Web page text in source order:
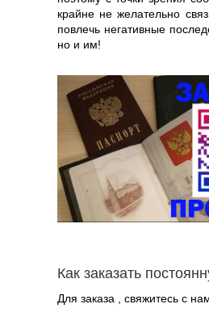
крайне не желательно
повлечь негативные
но и им!
Как заказать
Для заказа , свяжитесь с